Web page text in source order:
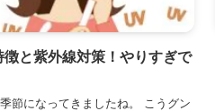
と紫外線対策！やりすぎで
節になってきましたね。 こうグン